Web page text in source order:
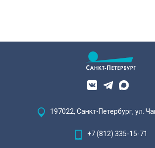
197022, Санкт-Петербург, ул.
+7 (812) 335-15-71